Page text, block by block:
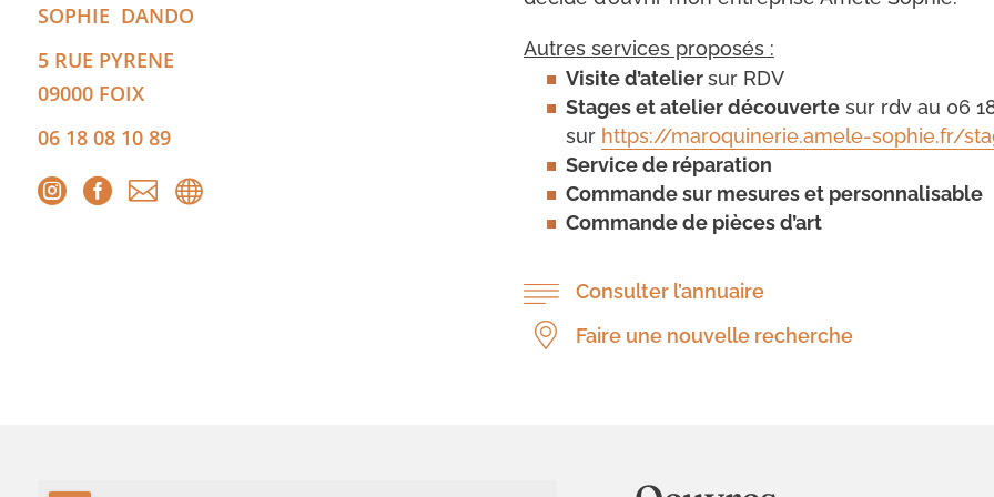
SOPHIE DANDO
5 RUE PYRENE
09000 FOIX
06 18 08 10 89
   
Autres services proposés :
Visite d’ateliersur RDV
Stages et atelier découvertesur rdv au 06
sur https://maroquinerie.amele-sophie.fr/
Service de réparation
Commande sur mesures et personnalisable
Commande de pièces d’art
Consulter l’annuaire
Faire une nouvelle recherche